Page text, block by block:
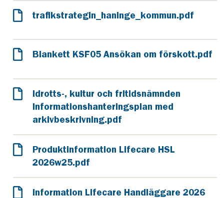
trafikstrategin_haninge_kommun.pdf
Blankett KSF05 Ansökan om förskott.pdf
Idrotts-, kultur och fritidsnämnden
Informationshanteringsplan med
arkivbeskrivning.pdf
Produktinformation Lifecare HSL
2026w25.pdf
Information Lifecare Handläggare 2026